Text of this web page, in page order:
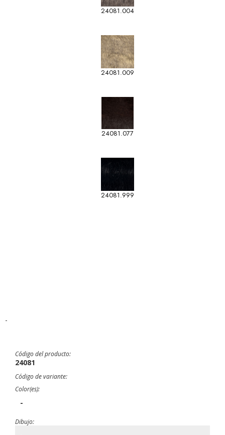
24081.004
24081.009
24081.077
24081.999
-
Código del producto:
24081
Código de variante:
Color(es):
-
Dibujo: